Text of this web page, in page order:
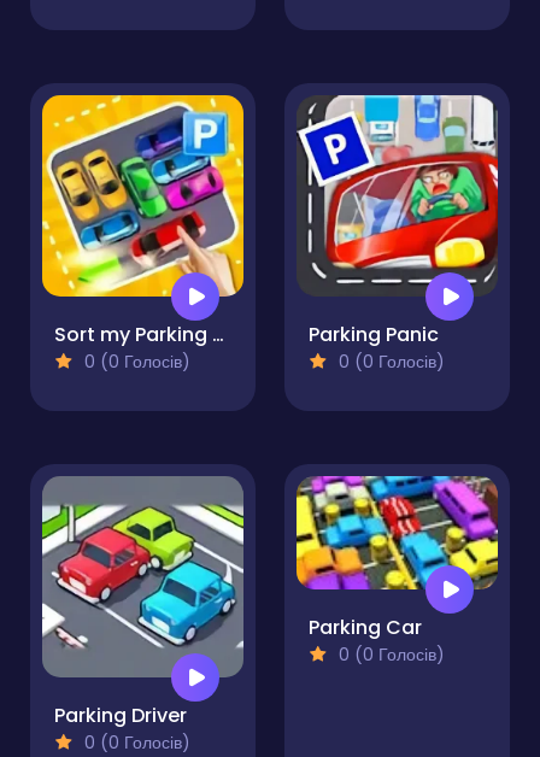
Sort my Parking Area
0 (0 Голосів)
Parking Panic
0 (0 Голосів)
Parking Driver
0 (0 Голосів)
Parking Car
0 (0 Голосів)